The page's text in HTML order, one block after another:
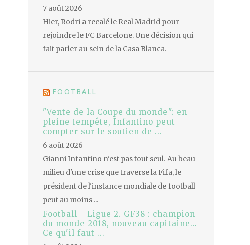
7 août 2026
Hier, Rodri a recalé le Real Madrid pour
rejoindre le FC Barcelone. Une décision qui
fait parler au sein de la Casa Blanca.
FOOTBALL
"Vente de la Coupe du monde": en
pleine tempête, Infantino peut
compter sur le soutien de ...
6 août 2026
Gianni Infantino n'est pas tout seul. Au beau
milieu d'une crise que traverse la Fifa, le
président de l'instance mondiale de football
peut au moins ...
Football - Ligue 2. GF38 : champion
du monde 2018, nouveau capitaine…
Ce qu'il faut ...